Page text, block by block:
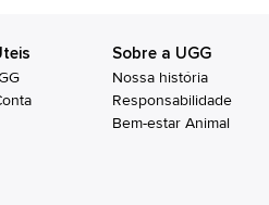
Sobre a UGG
Nossa história
Responsabilidade
Bem-estar Animal